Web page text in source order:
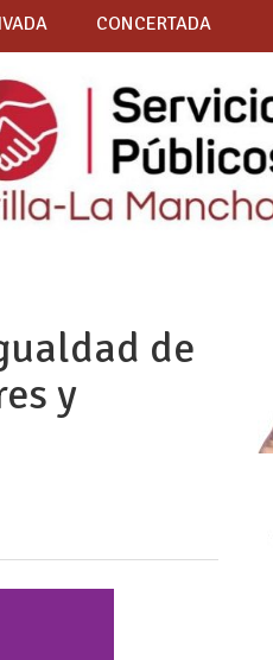
CONCERTADA
de
y